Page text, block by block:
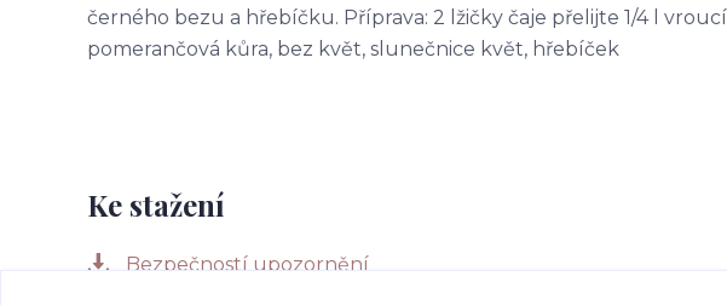
černého bezu a hřebíčku. Příprava: 2 lžičky čaje přelijte 1/4 l
pomerančová kůra, bez květ, slunečnice květ, hřebíček
Ke stažení
Bezpečností upozornění